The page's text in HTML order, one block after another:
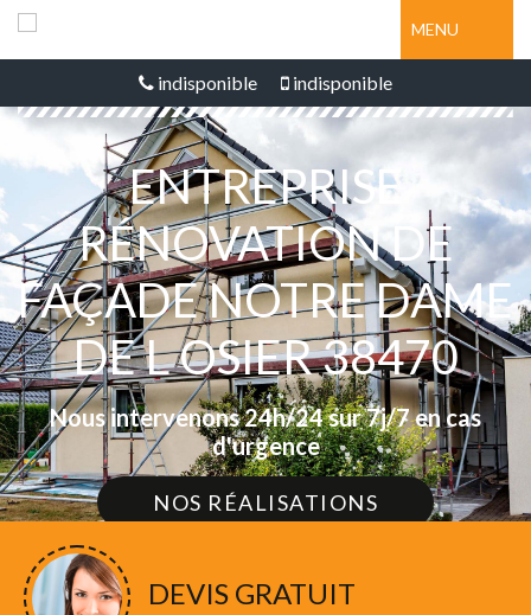
MENU
indisponible indisponible
ENTREPRISE
RÉNOVATION DE
FAÇADE NOTRE DAME
DE L OSIER 38470
Nous intervenons 24h/24 sur 7j/7 en cas
d'urgence
NOS RÉALISATIONS
DEVIS GRATUIT